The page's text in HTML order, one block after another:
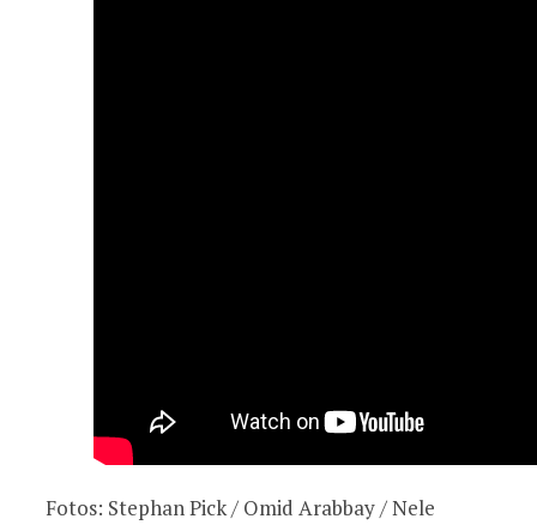
Fotos: Stephan Pick / Omid Arabbay / Nele